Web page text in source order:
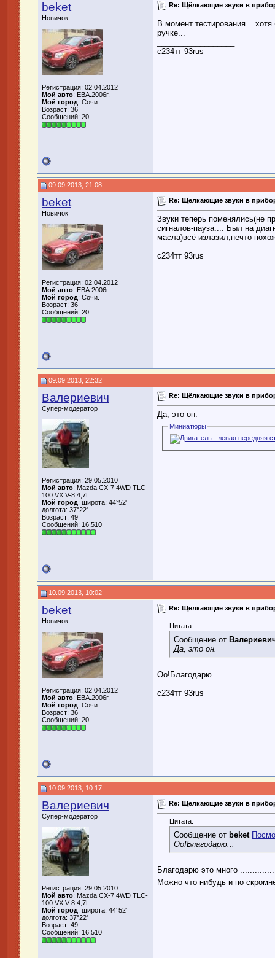
beket
Новичок
Регистрация: 02.04.2012
Мой авто: EBA.2006г.
Мой город: Сочи.
Возраст: 36
Сообщений: 20
Re: Щёлкающие звуки в
В момент
ручке...
с234тт 93rus
09.09.2013, 21:08
beket
Новичок
Регистрация: 02.04.2012
Мой авто: EBA.2006г.
Мой город: Сочи.
Возраст: 36
Сообщений: 20
Re: Щёлкающие звуки в
Звуки теперь поменялись(не
сигналов-пауза.... Был на
масла)всё излазил,нечто
с234тт 93rus
09.09.2013, 22:32
Валериевич
Супер-модератор
Регистрация: 29.05.2010
Мой авто: Mazda CX-7 4WD TLC-
100 VX V-8 4,7L
Мой город: широта: 44°52'
долгота: 37°22'
Возраст: 49
Сообщений: 16,510
Re: Щёлкающие звуки в
Да, это он.
Миниатюры
10.09.2013, 10:02
beket
Новичок
Регистрация: 02.04.2012
Мой авто: EBA.2006г.
Мой город: Сочи.
Возраст: 36
Сообщений: 20
Re: Щёлкающие звуки в
Цитата:
Сообщение от
Да, это он.
Оо!Благодарю...
с234тт 93rus
10.09.2013, 10:17
Валериевич
Супер-модератор
Регистрация: 29.05.2010
Мой авто: Mazda CX-7 4WD TLC-
100 VX V-8 4,7L
Мой город: широта: 44°52'
долгота: 37°22'
Возраст: 49
Сообщений: 16,510
Re: Щёлкающие звуки в
Цитата:
Сообщение от beket
Оо!Благодарю...
Благодарю это много
Можно что нибудь и по